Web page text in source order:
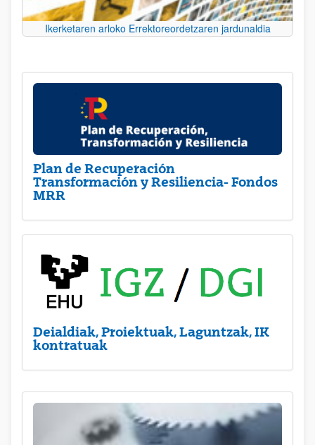
Ikerketaren arloko Errektoreordetzaren jardunaldia
Plan de Recuperación
Transformación y Resiliencia- Fondos
MRR
Deialdiak, Proiektuak, Laguntzak, IK
kontratuak